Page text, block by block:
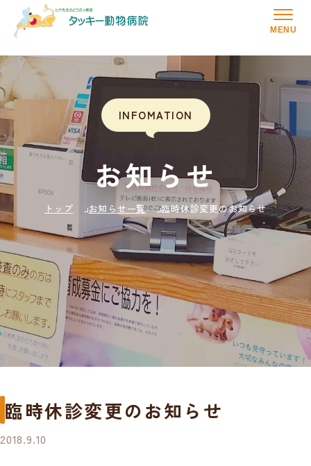
MENU
INFOMATION
お知らせ
トップ お知らせ一覧 臨時休診変更のお知らせ
臨時休診変更のお知らせ
2018.9.10